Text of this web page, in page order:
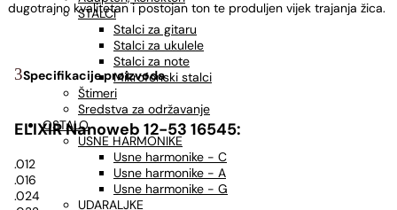
STALCI
Stalci za gitaru
Stalci za ukulele
Stalci za note
Mikrofonski stalci
Štimeri
Sredstva za održavanje
OSTALO
USNE HARMONIKE
Usne harmonike - C
Usne harmonike - A
Usne harmonike - G
UDARALJKE
dugotrajno kvalitetan i postojan ton te produljen vijek trajanja žica.
Specifikacije proizvoda
ELIXIR Nanoweb 12-53 16545:
.012
.016
.024